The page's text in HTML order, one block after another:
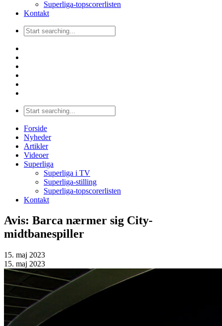
Superliga-topscorerlisten
Kontakt
Forside
Nyheder
Artikler
Videoer
Superliga
Superliga i TV
Superliga-stilling
Superliga-topscorerlisten
Kontakt
Avis: Barca nærmer sig City-
midtbanespiller
15. maj 2023
15. maj 2023